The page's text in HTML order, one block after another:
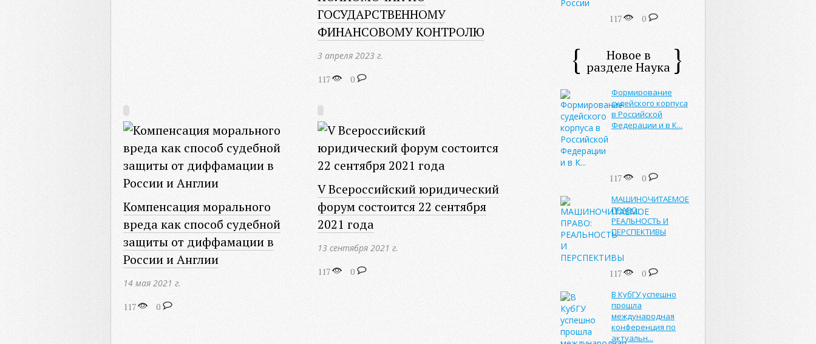
ГОСУДАРСТВЕННОМУ
ФИНАНСОВОМУ КОНТРОЛЮ
3 апреля 2023 г.
117 0
Компенсация морального
вреда как способ судебной
защиты от диффамации в
России и Англии
14 мая 2021 г.
117 0
V Всероссийский юридический
форум состоится 22 сентября
2021 года
13 сентября 2021 г.
117 0
117 0
Новое в
разделе Наука
Формирование
судейского корпуса
в Российской
Федерации и в К...
117 0
МАШИНОЧИТАЕМОЕ
ПРАВО:
РЕАЛЬНОСТЬ И
ПЕРСПЕКТИВЫ
117 0
В КубГУ успешно
прошла
международная
конференция по
актуальн...